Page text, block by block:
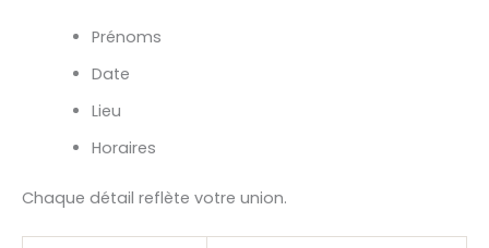
Prénoms
Date
Lieu
Horaires
Chaque détail reflète votre union.